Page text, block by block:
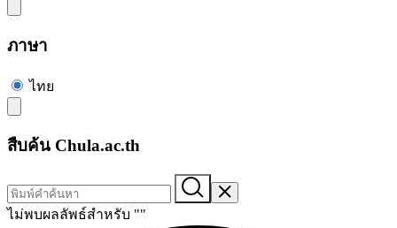
ภาษา
ไทย
สืบค้น Chula.ac.th
ไม่พบผลลัพธ์สำหรับ ""